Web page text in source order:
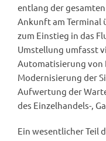
entlang der
Ankunft am Terminal
zum Einstieg in das
Umstellung umfasst
Automatisierung von
Modernisierung der
Aufwertung der
des Einzelhandels-,
Ein wesentlicher Teil